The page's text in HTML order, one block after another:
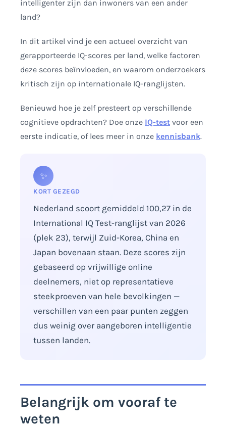
intelligenter zijn dan inwoners van een ander
land?
In dit artikel vind je een actueel overzicht van
gerapporteerde IQ-scores per land, welke factoren
deze scores beïnvloeden, en waarom onderzoekers
kritisch zijn op internationale IQ-ranglijsten.
Benieuwd hoe je zelf presteert op verschillende
cognitieve opdrachten? Doe onze IQ-test voor een
eerste indicatie, of lees meer in onze kennisbank.
✨
KORT GEZEGD
Nederland scoort gemiddeld 100,27 in de
International IQ Test-ranglijst van 2026
(plek 23), terwijl Zuid-Korea, China en
Japan bovenaan staan. Deze scores zijn
gebaseerd op vrijwillige online
deelnemers, niet op representatieve
steekproeven van hele bevolkingen —
verschillen van een paar punten zeggen
dus weinig over aangeboren intelligentie
tussen landen.
Belangrijk om vooraf te
weten